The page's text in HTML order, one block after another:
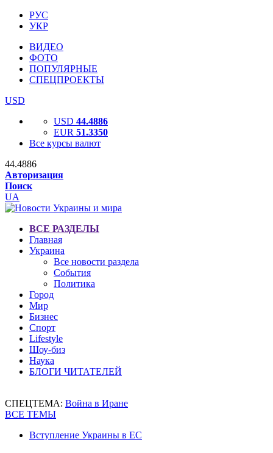
РУС
УКР
ВИДЕО
ФОТО
ПОПУЛЯРНЫЕ
СПЕЦПРОЕКТЫ
USD
USD 44.4886
EUR 51.3350
Все курсы валют
44.4886
Авторизация
Поиск
UA
ВСЕ РАЗДЕЛЫ
Главная
Украина
Все новости раздела
События
Политика
Город
Мир
Бизнес
Спорт
Lifestyle
Шоу-биз
Наука
БЛОГИ ЧИТАТЕЛЕЙ
СПЕЦТЕМА: Война в Иране
ВСЕ ТЕМЫ
Вступление Украины в ЕС